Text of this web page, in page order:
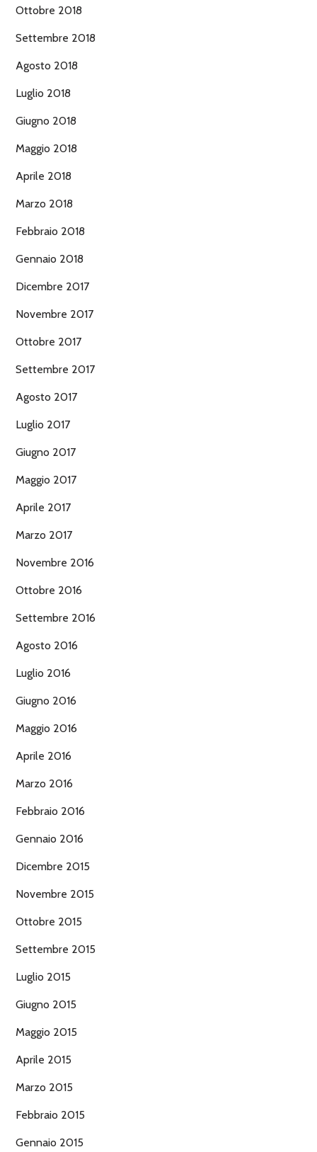
Ottobre 2018
Settembre 2018
Agosto 2018
Luglio 2018
Giugno 2018
Maggio 2018
Aprile 2018
Marzo 2018
Febbraio 2018
Gennaio 2018
Dicembre 2017
Novembre 2017
Ottobre 2017
Settembre 2017
Agosto 2017
Luglio 2017
Giugno 2017
Maggio 2017
Aprile 2017
Marzo 2017
Novembre 2016
Ottobre 2016
Settembre 2016
Agosto 2016
Luglio 2016
Giugno 2016
Maggio 2016
Aprile 2016
Marzo 2016
Febbraio 2016
Gennaio 2016
Dicembre 2015
Novembre 2015
Ottobre 2015
Settembre 2015
Luglio 2015
Giugno 2015
Maggio 2015
Aprile 2015
Marzo 2015
Febbraio 2015
Gennaio 2015